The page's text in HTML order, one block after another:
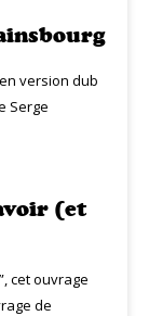
version dub
Serge
(et
cet ouvrage
de